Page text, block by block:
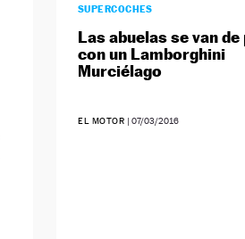
SUPERCOCHES
Las abuelas se van de
con un Lamborghini
Murciélago
EL MOTOR | 07/03/2016